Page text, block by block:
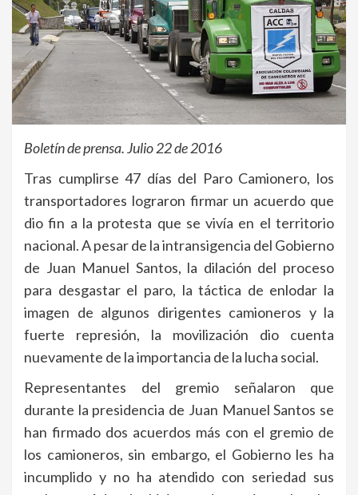
Boletín de prensa. Julio 22 de 2016
Tras cumplirse 47 días del Paro Camionero, los
transportadores lograron firmar un acuerdo que
dio fin a la protesta que se vivía en el territorio
nacional. A pesar de la intransigencia del Gobierno
de Juan Manuel Santos, la dilación del proceso
para desgastar el paro, la táctica de enlodar la
imagen de algunos dirigentes camioneros y la
fuerte represión, la movilización dio cuenta
nuevamente de la importancia de la lucha social.
Representantes del gremio señalaron que
durante la presidencia de Juan Manuel Santos se
han firmado dos acuerdos más con el gremio de
los camioneros, sin embargo, el Gobierno les ha
incumplido y no ha atendido con seriedad sus